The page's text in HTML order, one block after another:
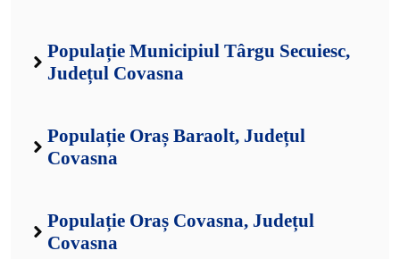
Populație Municipiul Târgu Secuiesc,
Județul Covasna
Populație Oraș Baraolt, Județul
Covasna
Populație Oraș Covasna, Județul
Covasna